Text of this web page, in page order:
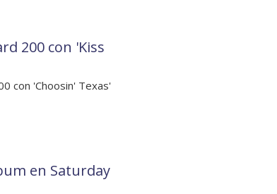
200 con 'Kiss
con 'Choosin' Texas'
en Saturday